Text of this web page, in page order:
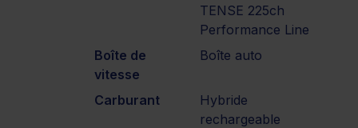
TENSE 225ch
Performance Line
Boîte de
vitesse
Boîte auto
Carburant
Hybride
rechargeable